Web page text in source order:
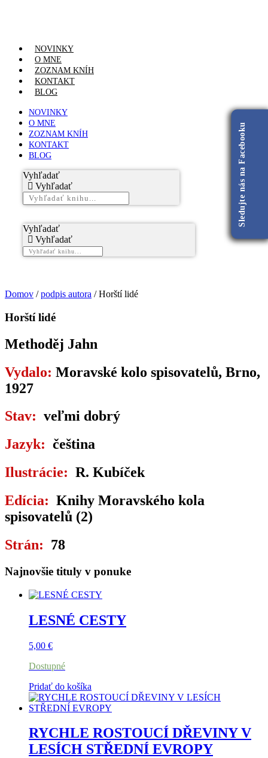
NOVINKY
O MNE
ZOZNAM KNÍH
KONTAKT
BLOG
NOVINKY
O MNE
ZOZNAM KNÍH
KONTAKT
BLOG
Vyhľadať
Vyhľadať
Vyhľadať
Vyhľadať
Domov /podpis autora / Horští lidé
Horští lidé
Methoděj Jahn
Vydalo: Moravské kolo spisovatelů, Brno,
1927
Stav: veľmi dobrý
Jazyk: čeština
Ilustrácie: R. Kubíček
Edícia: Knihy Moravského kola
spisovatelů (2)
Strán: 78
Najnovšie tituly v ponuke
LESNÉ CESTY
5,00 €
Dostupné
Pridať do košíka
RYCHLE ROSTOUCÍ DŘEVINY V
LESÍCH STŘEDNÍ EVROPY
Sledujte nás na Facebooku